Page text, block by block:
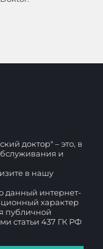
доктор" – это, в
и
в нашу
данный интернет-
характер
публичной
статьи 437 ГК РФ